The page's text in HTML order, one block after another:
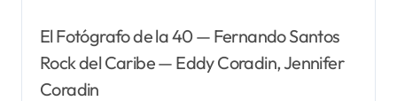
El Fotógrafo de la 40 — Fernando Santos
Rock del Caribe — Eddy Coradin, Jennifer
Coradin